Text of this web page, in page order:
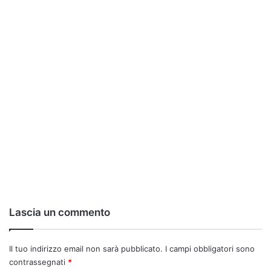
Lascia un commento
Il tuo indirizzo email non sarà pubblicato. I campi obbligatori sono
contrassegnati *